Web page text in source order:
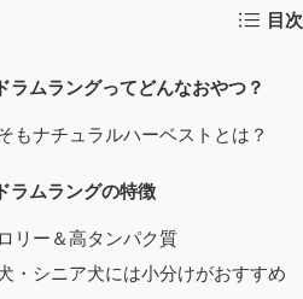
目次
ラムラングってどんなおやつ？
もナチュラルハーベストとは？
ラムラングの特徴
リー＆高タンパク質
・シニア犬には小分けがおすすめ